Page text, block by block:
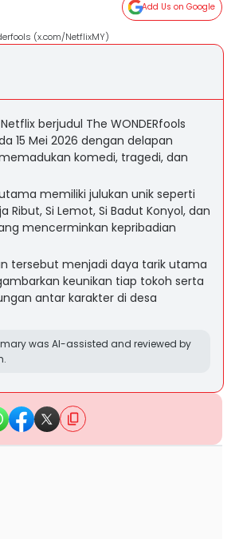
Add Us on Google
(x.com/NetflixMY)
berjudul The WONDERfools
15 Mei 2026 dengan delapan
komedi, tragedi, dan
memiliki julukan unik seperti
Ribut, Si Lemot, Si Badut Konyol, dan
mencerminkan kepribadian
tersebut menjadi daya tarik utama
keunikan tiap tokoh serta
antar karakter di desa
was AI-assisted and reviewed by